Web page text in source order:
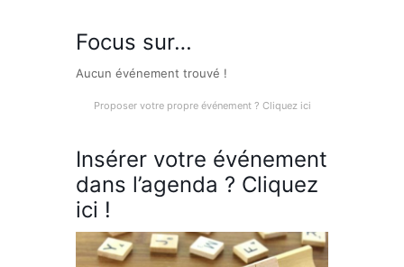
Focus sur…
Aucun événement trouvé !
Proposer votre propre événement ? Cliquez ici
Insérer votre événement
dans l’agenda ? Cliquez
ici !